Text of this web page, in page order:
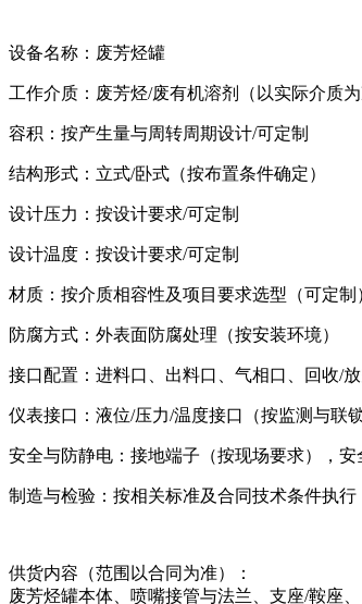
设备名称：废芳烃罐
工作介质：废芳烃/废有机溶剂（以实际介质为
容积：按产生量与周转周期设计/可定制
结构形式：立式/卧式（按布置条件确定）
设计压力：按设计要求/可定制
设计温度：按设计要求/可定制
材质：按介质相容性及项目要求选型（可定制
防腐方式：外表面防腐处理（按安装环境）
接口配置：进料口、出料口、气相口、回收/
仪表接口：液位/压力/温度接口（按监测与联
安全与防静电：接地端子（按现场要求），
制造与检验：按相关标准及合同技术条件执行
供货内容（范围以合同为准）：
废芳烃罐本体、喷嘴接管与法兰、支座/鞍座